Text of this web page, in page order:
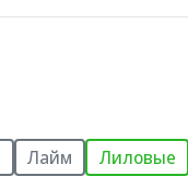
Лайм Лиловые